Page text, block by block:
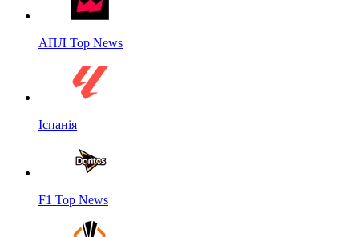
АПЛ Top News
Іспанія
F1 Top News